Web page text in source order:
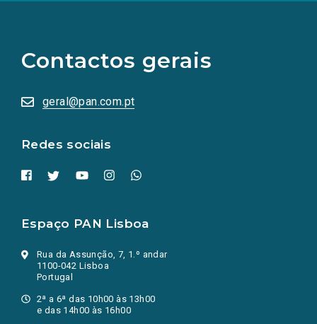
Contactos gerais
geral@pan.com.pt
Redes sociais
redes
sociais
numa
nova
Espaço PAN Lisboa
Rua da Assunção, 7, 1.º andar
1100-042 Lisboa
Portugal
2ª a 6ª das 10h00 às 13h00
e das 14h00 às 16h00